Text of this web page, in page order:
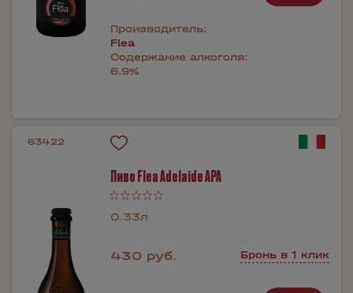
Производитель:
Flea
Содержание алкоголя:
6.9%
63422
Пиво Flea Adelaide APA
0.33л
430 руб. Бронь в 1 клик